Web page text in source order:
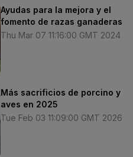
Ayudas para la mejora y el
fomento de razas ganaderas
Thu Mar 07 11:16:00 GMT 2024
Más sacrificios de porcino y
aves en 2025
Tue Feb 03 11:09:00 GMT 2026